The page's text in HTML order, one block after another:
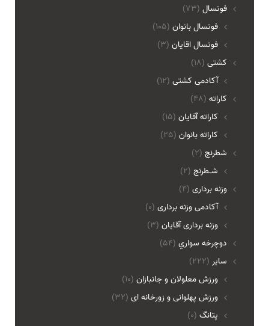
(73) فوتسال
فوتسال بانوان (105)
فوتسال اقايان (3)
(18) کشتی
آکادمی کشتی (12)
(48) کاراته
کاراته آقایان (15)
کاراته بانوان (25)
(2) شطرنج
شـطرنج (2)
(4) وزنه برداری
آکادمی وزنه برداری (0)
وزنه برداری آقایان (3)
(54) دوچرخه سواري
(222) ساير
ورزش معلولان و جانبازان (10)
ورزش پهلوانی و زورخانه ای (32)
پتانگ (0)